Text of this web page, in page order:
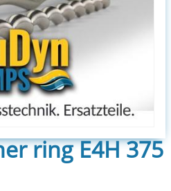
ring E4H 375